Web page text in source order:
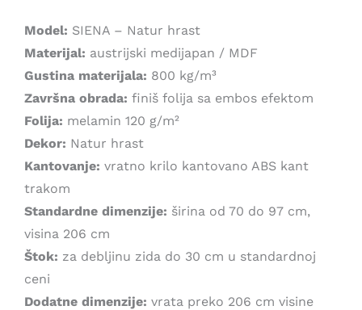
Model: SIENA – Natur hrast
Materijal: austrijski medijapan / MDF
Gustina materijala: 800 kg/m³
Završna obrada: finiš folija sa embos efektom
Folija: melamin 120 g/m²
Dekor: Natur hrast
Kantovanje: vratno krilo kantovano ABS kant
trakom
Standardne dimenzije: širina od 70 do 97 cm,
visina 206 cm
Štok: za debljinu zida do 30 cm u standardnoj
ceni
Dodatne dimenzije: vrata preko 206 cm visine